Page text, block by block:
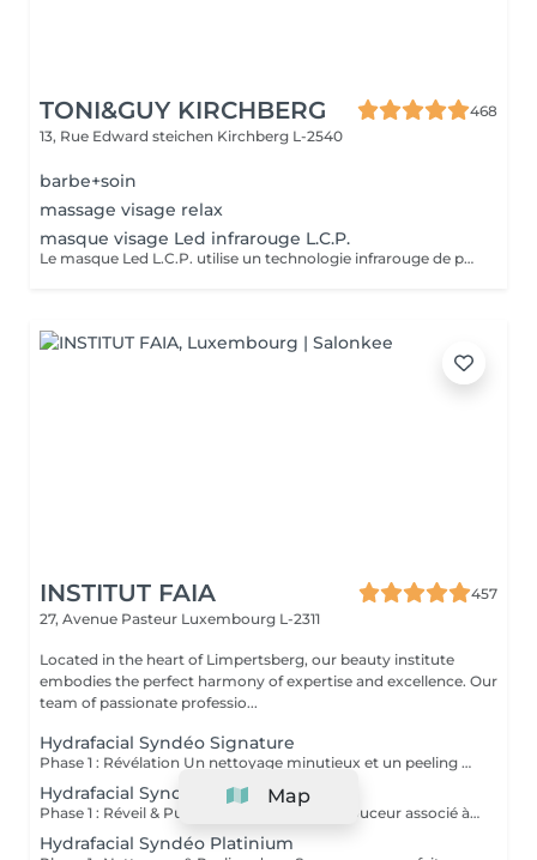
TONI&GUY KIRCHBERG
468
13, Rue Edward steichen Kirchberg L-2540
barbe+soin
massage visage relax
masque visage Led infrarouge L.C.P.
Le masque Led L.C.P. utilise un technologie infrarouge de pointe qui stimule la vitalité et amplifie les traitements de la peau. Réduit les signes du vieillissent, aide a réduire les imperfections ,illumine la peau, aide au renouvellement cellulaire ,atténue les rougeur de la peau
INSTITUT FAIA
457
27, Avenue Pasteur Luxembourg L-2311
Located in the heart of Limpertsberg, our beauty institute
embodies the perfect harmony of expertise and excellence. Our
team of passionate professio...
Hydrafacial Syndéo Signature
Phase 1 : Révélation Un nettoyage minutieux et un peeling doux libèrent la peau des impuretés, cellules mortes et excès de sébum. La peau respire à nouveau et retrouve sa douceur naturelle. Phase 2 : Purification & Hydratation La technologie brevetée Vortex-Fusion® aspire délicatement les impuretés tout en infusant des actifs hydratants puissants. Les pores sont nettoyés, la peau est fraîche, repulpée et lumineuse. Phase 3 : Régénération & Éclat Des sérums concentrés en antioxydants, peptides et acide hyaluronique réparent, protègent et revitalisent la peau. Le teint s'illumine, la texture s'affine et l'éclat est instantané. Résultat : Une peau nette, hydratée et rayonnante dès la première séance sans irritation, sans temps d'arrêt, simplement sublime.
Hydrafacial Syndéo Deluxe
Phase 1 : Réveil & Pureté Un nettoyage en douceur associé à un peeling délicat réveille l'éclat naturel de la peau, la libérant des impuretés et des cellules ternes. Phase 2 : Extraction & Hydratation La technologie brevetée Vortex-Fusion® purifie les pores tout en infusant des actifs hautement hydratants. La peau est fraîche, lisse et repulpée. Phase 3 : Régénération sur mesure Des sérums concentrés en antioxydants, peptides et acide hyaluronique régénèrent la peau tandis qu'un booster premium et la lumière LED viennent personnaliser le soin selon vos besoins spécifiques. Résultat : Une peau éclatante, détoxifiée et lumineuse dès la première séance, le glow Faia dans toute sa splendeur.
Hydrafacial Syndéo Platinium
Map